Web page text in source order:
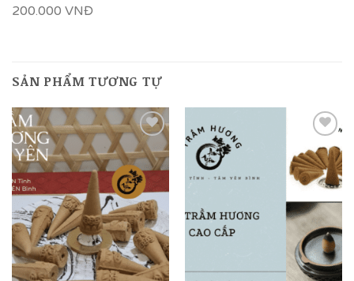
200.000 VNĐ
SẢN PHẨM TƯƠNG TỰ
Add to
wishlist
Add to
wishlist